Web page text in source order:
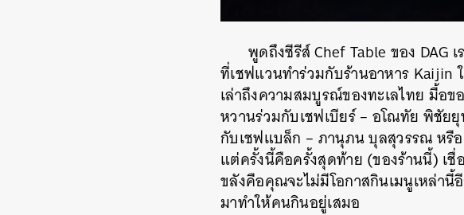
พูดถึงซีรีส์ Chef Table ของ DAG
ที่เชฟแวนทำร่วมกับร้านอาหาร Kaijin
เล่าถึงความสมบูรณ์ของทะเลไทย มื้อ
หวานร่วมกับเชฟเบียร์ – อโณทัย พิชัย
กับเชฟแบล็ก – ภานุภน บุลสุวรรณ หรื
แต่ครั้งนี้คือครั้งสุดท้าย (ของร้านนี้) เ
ขลังคือคุณจะไม่มีโอกาสกินเมนูเหล่านี้
มาทำให้คนกินอยู่เสมอ